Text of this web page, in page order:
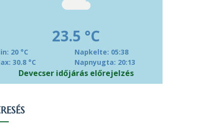
23.5 °C
20 °C
30.8 °C
Napkelte: 05:38
Napnyugta: 20:13
Devecser időjárás előrejelzés